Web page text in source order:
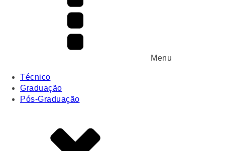
Menu
Técnico
Graduação
Pós-Graduação